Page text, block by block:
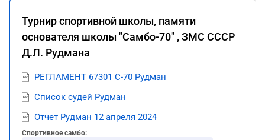
Турнир спортивной школы, памяти
основателя школы "Самбо-70" , ЗМС СССР
Д.Л. Рудмана
РЕГЛАМЕНТ 67301 С-70 Рудман
Список судей Рудман
Отчет Рудман 12 апреля 2024
Спортивное самбо: